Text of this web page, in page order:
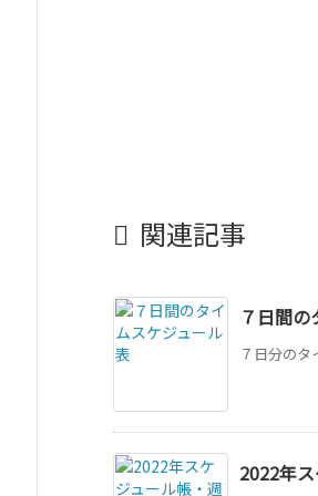
 関連記事
７日間
７日分のタ
2022年ス